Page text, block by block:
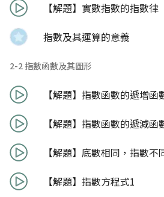
【解題】實數指數的指數律
指數及其運算的意義
2-2 指數函數及其圖形
【解題】指數函數的遞增函
【解題】指數函數的遞減函
【解題】底數相同，指數不
【解題】指數方程式1